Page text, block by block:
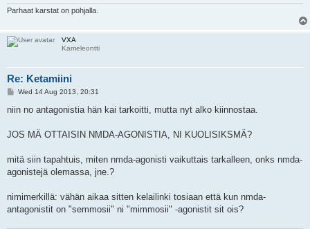
Parhaat karstat on pohjalla.
VXA
Kameleontti
Re: Ketamiini
P
s
Wed 14 Aug 2013, 20:31
niin no antagonistia hän kai tarkoitti, mutta nyt alko kiinnostaa.
JOS MÄ OTTAISIN NMDA-AGONISTIA, NI KUOLISIKSMÄ?
mitä siin tapahtuis, miten nmda-agonisti vaikuttais tarkalleen, onks nmda-
agonistejä olemassa, jne.?
nimimerkillä: vähän aikaa sitten kelailinki tosiaan että kun nmda-
antagonistit on "semmosii" ni "mimmosii" -agonistit sit ois?